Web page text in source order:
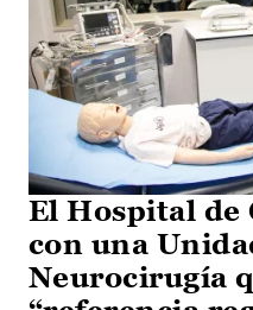
El Hospital de
con una
Neurocirugía